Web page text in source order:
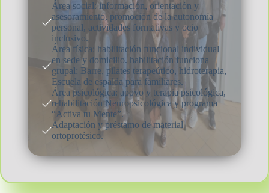
Área social: información, orientación y
asesoramiento, promoción de la autonomía
personal, actividades formativas y ocio
inclusivo.
Área física: habilitación funcional individual
en sede y domicilio. habilitación funciona
grupal: Barre, pilates terapeútico, hidroterapia,
Escuela de espalda para familiares.
Área psicológica: apoyo y terapia psicológica,
rehabilitación Neuropsicológica y programa
“Activa tu Mente”.
Adaptación y préstamo de material
ortoprotésico.